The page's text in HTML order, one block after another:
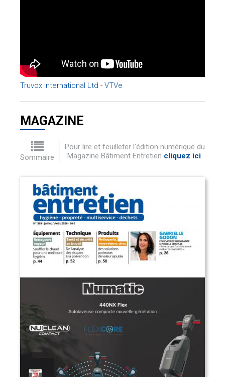
Truvox International Ltd - VTVe
MAGAZINE
Sommaire
Pour lire et feuilleter l'édition numérique du
Magazine Bâtiment Entretien cliquez ici.